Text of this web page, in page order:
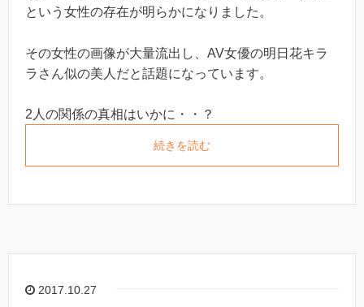
という女性の存在が明らかになりました。
その女性の画像が大量流出し、AV女優の明日花キラ
ラさん似の美人だと話題になっています。
2人の関係の真相はいかに・・？
続きを読む
2017.10.27